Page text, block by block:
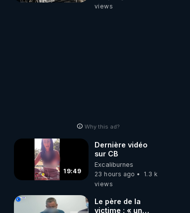
avec John Doe
views
Why this ad?
19:49
Dernière vidéo
sur CB
Excaliburnes
23 hours ago
1.3 k
views
Le père de la
victime : « un